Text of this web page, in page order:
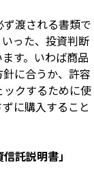
渡される書類で
った、投資判断
す。いわば商品
に合うか、許容
クするために使
に購入すること
託説明書」